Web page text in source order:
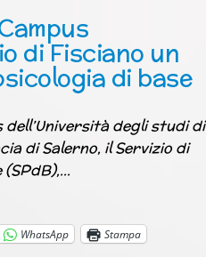
di Fisciano un
di base
dell’Università degli studi di
di Salerno, il Servizio di
(SPdB),…
WhatsApp Stampa